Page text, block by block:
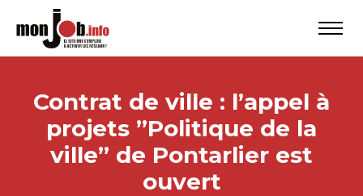
Contrat de ville : l’appel à
projets ”Politique de la
ville” de Pontarlier est
ouvert